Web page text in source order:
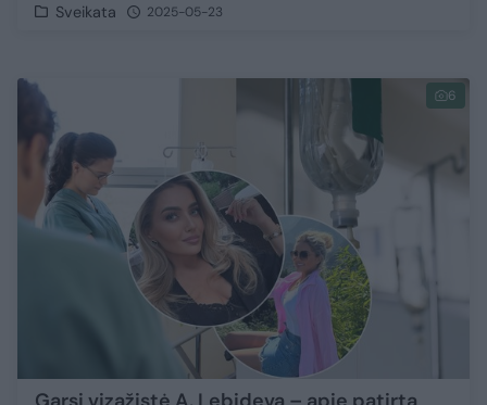
Sveikata 2025-05-23
6